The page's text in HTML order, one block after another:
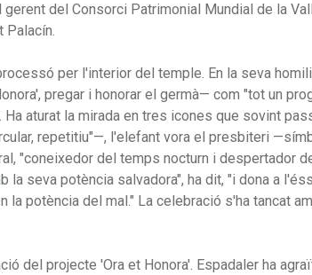
del Consorci Patrimonial Mundial de la
Palacín.
per l'interior del temple. En la seva
pregar i honorar el germà— com "tot un
aturat la mirada en tres icones que sovint
repetitiu"—, l'elefant vora el presbiteri
"coneixedor del temps nocturn i despertador
la seva potència salvadora", ha dit, "i dona a
la potència del mal." La celebració s'ha tancat
del projecte 'Ora et Honora'. Espadaler ha